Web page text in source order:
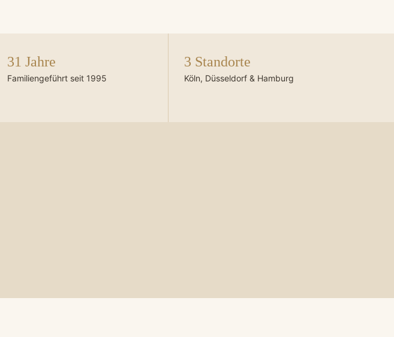
31 Jahre
Familiengeführt seit 1995
3 Standorte
Köln, Düsseldorf & Hamburg